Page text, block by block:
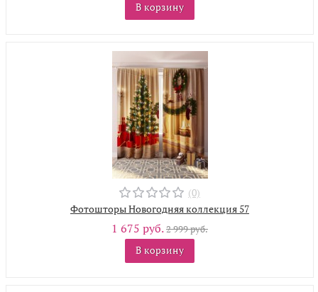
В корзину
(0)
Фотошторы Новогодняя коллекция 57
1 675 руб.2 999 руб.
В корзину